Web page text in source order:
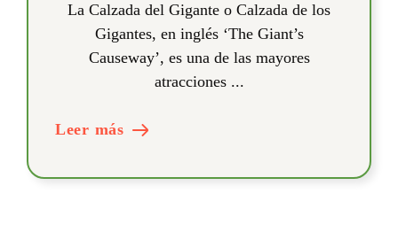
La Calzada del Gigante o Calzada de los
Gigantes, en inglés ‘The Giant’s
Causeway’, es una de las mayores
atracciones ...
Leer más